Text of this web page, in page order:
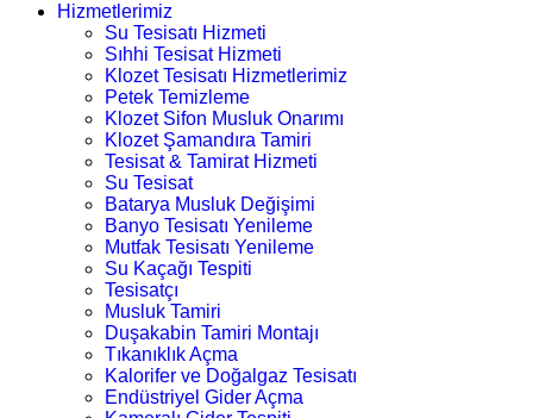
Hizmetlerimiz
Su Tesisatı Hizmeti
Sıhhi Tesisat Hizmeti
Klozet Tesisatı Hizmetlerimiz
Petek Temizleme
Klozet Sifon Musluk Onarımı
Klozet Şamandıra Tamiri
Tesisat & Tamirat Hizmeti
Su Tesisat
Batarya Musluk Değişimi
Banyo Tesisatı Yenileme
Mutfak Tesisatı Yenileme
Su Kaçağı Tespiti
Tesisatçı
Musluk Tamiri
Duşakabin Tamiri Montajı
Tıkanıklık Açma
Kalorifer ve Doğalgaz Tesisatı
Endüstriyel Gider Açma